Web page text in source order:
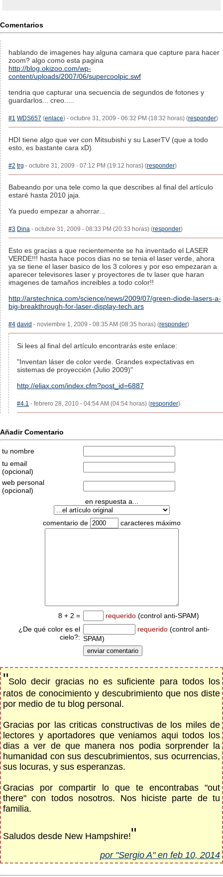
Comentarios
hablando de imagenes hay alguna camara que capture para hacer
zoom? algo como esta pagina
http://blog.okizoo.com/wp-
content/uploads/2007/06/supercoolpic.swf
tendria que capturar una secuencia de segundos de fotones y
guardarlos... creo.....
#1 WDS657 (enlace) - octubre 31, 2009 - 06:32 PM (18:32 horas) (responder)
HDI tiene algo que ver con Mitsubishi y su LaserTV (que a todo
esto, es bastante cara xD)
#2 trg - octubre 31, 2009 - 07:12 PM (19:12 horas) (responder)
Babeando por una tele como la que describes al final del artículo
estaré hasta 2010 jaja.
Ya puedo empezar a ahorrar...
#3 Dina - octubre 31, 2009 - 08:33 PM (20:33 horas) (responder)
Esto es gracias a que recientemente se ha inventado el LASER
VERDE!!! hasta hace pocos dias no se tenia el laser verde, ahora
ya se tiene el laser basico de los 3 colores y por eso empezaran a
aparecer televisores laser y proyectores de tv laser que haran
imagenes de tamaños increibles a todo color!!
http://arstechnica.com/science/news/2009/07/green-diode-lasers-a-
big-breakthrough-for-laser-display-tech.ars
#4 david - noviembre 1, 2009 - 08:35 AM (08:35 horas) (responder)
Si lees al final del artículo encontrarás este enlace:
"Inventan láser de color verde. Grandes expectativas en
sistemas de proyección (Julio 2009)"
http://eliax.com/index.cfm?post_id=6887
#4.1 - febrero 28, 2010 - 04:54 AM (04:54 horas) (responder)
Añadir Comentario
tu nombre
tu email
(opcional)
web personal
(opcional)
en respuesta a...
comentario de caracteres máximo
8 + 2 = requerido (control anti-SPAM)
¿De qué color es el
cielo?:
requerido (control anti-
SPAM)
"Solo decir gracias no es suficiente para todos los
ratos de conocimiento y descubrimiento que nos diste
por medio de tu blog personal.
Gracias por las criticas constructivas de los miles de
lectores y aportadores que veniamos aqui todos los
dias a ver de que manera nos podia sorprender la
humanidad con sus descubrimientos, sus ocurrencias,
sus locuras, y sus esperanzas.
Gracias por compartir lo que te encontrabas "out
there" con todos nosotros. Nos hiciste parte de tu
familia.
Saludos desde New Hampshire!"
por "Sergio A" en feb 10, 2014